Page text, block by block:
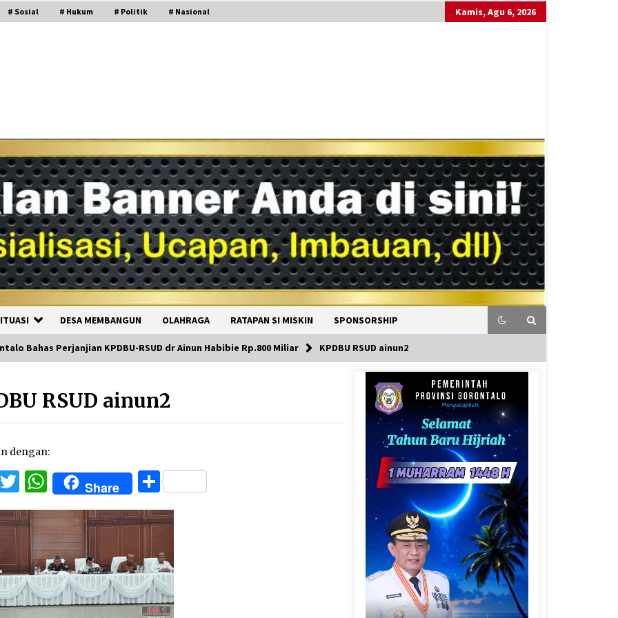
# Sosial # Hukum # Politik # Nasional Kamis, Agu 6, 2026
DESA MEMBANGUN OLAHRAGA RATAPAN SI MISKIN SPONSORSHIP
Bahas Perjanjian KPDBU-RSUD dr Ainun Habibie Rp.800 Miliar KPDBU RSUD ainun2
RSUD ainun2
dengan:
Twitter
WhatsApp
Share Share